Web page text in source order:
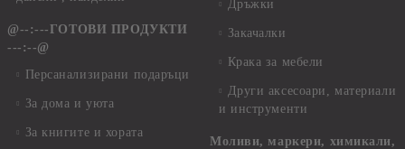
@--:---ГОТОВИ ПРОДУКТИ
---:--@
Персанализирани подаръци
За дома и уюта
За книгите и хората
Дръжки
Закачалки
Крака за мебели
Други аксесоари, материали
и инструменти
Моливи, маркери, химикали,